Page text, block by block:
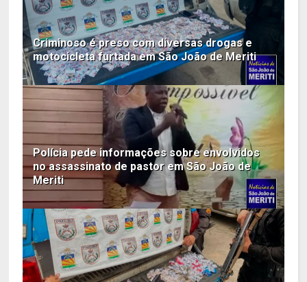
Criminoso é preso com diversas drogas e
motocicleta furtada em São João de Meriti
Polícia pede informações sobre envolvidos
no assassinato de pastor em São João de
Meriti